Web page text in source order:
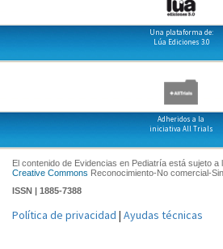
Una plataforma de:
Lúa Ediciones 3.0
Adheridos a la
iniciativa All Trials
El contenido de Evidencias en Pediatría está sujeto
Creative Commons Reconocimiento-No comercial-
ISSN | 1885-7388
Política de privacidad | Ayudas técnicas